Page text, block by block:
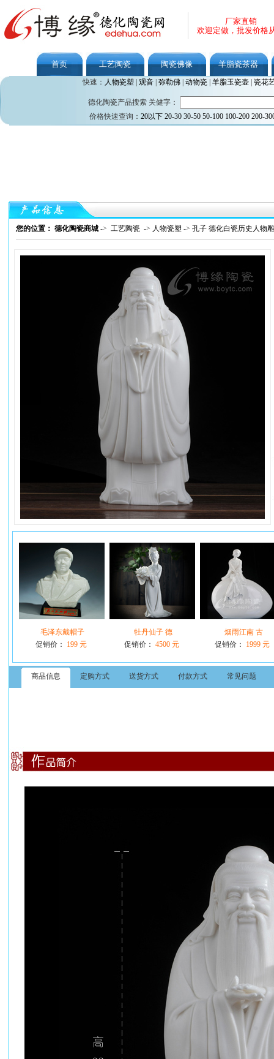
厂家直销
欢迎定做，批发价格
首页 工艺陶瓷 陶瓷佛像 羊脂瓷茶器
快速： 人物瓷塑 观音| 弥勒佛| 动物瓷| 羊脂玉瓷壶| 瓷花
德化陶瓷产品搜索 关健字：
价格快速查询： 20以下 20-30 30-50 50-100 100-200 200-
您的位置： 德化陶瓷商城 -> 工艺陶瓷 -> 人物瓷塑 -> 孔子 德化白瓷历史人物
毛泽东戴帽子
促销价：
199 元
牡丹仙子 德
促销价： 4500 元
烟雨江南 古
促销价：
1999 元
商品信息 定购方式 送货方式 付款方式 常见问题